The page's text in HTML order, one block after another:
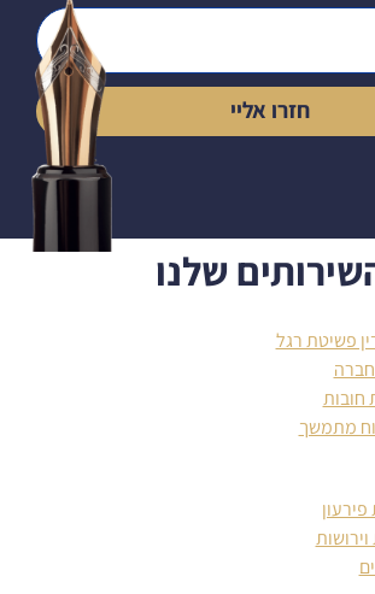
חזרו אליי
שלנו
פשיטת רגל
חברה
חובות
מתמשך
וירושות